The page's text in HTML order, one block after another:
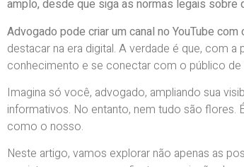
amplo, desde que siga as normas legais
Advogado pode criar um canal no YouTube com
destacar na era digital. A verdade é que, com
conhecimento e se conectar com o público de
Imagina só você, advogado, ampliando sua
informativos. No entanto, nem tudo são
como o nosso.
Neste artigo, vamos explorar não apenas as